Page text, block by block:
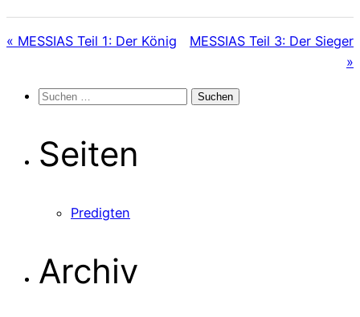
« MESSIAS Teil 1: Der König
MESSIAS Teil 3: Der Sieger
»
Suchen
Seiten
Predigten
Archiv